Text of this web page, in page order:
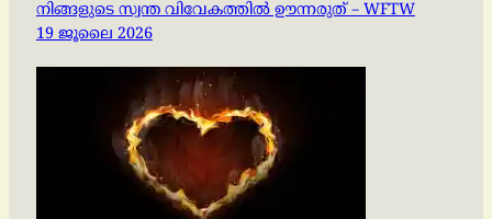
നിങ്ങളുടെ സ്വന്ത വിവേകത്തിൽ ഊന്നരുത് – WFTW
19 ജൂലൈ 2026